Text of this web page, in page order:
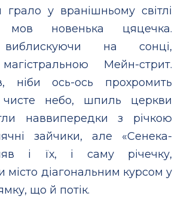
у вранішньому світлі
мов новенька цяцечка.
виблискуючи на сонці,
Мейн-стрит.
ніби ось-ось прохромить
чисте небо, шпиль церкви
наввипередки з річкою
зайчики, але «Сенека-
і їх, і саму річечку,
місто діагональним курсом у
що й потік.